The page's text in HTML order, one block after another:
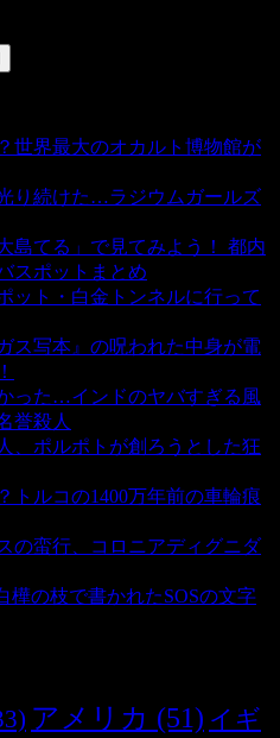
世界最大のオカルト博物館が
り続けた…ラジウムガールズ
島てる」で見てみよう！ 都内
スポットまとめ
ット・白金トンネルに行って
ス写本』の呪われた中身が電
った…インドのヤバすぎる風
誉殺人
、ポルポトが創ろうとした狂
トルコの1400万年前の車輪痕
の蛮行、コロニアディグニダ
の枝で書かれたSOSの文字
アメリカ (51) イギ